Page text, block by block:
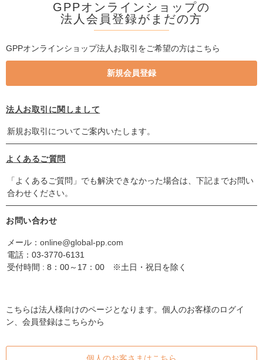
GPPオンラインショップの
法人会員登録がまだの方
GPPオンラインショップ法人お取引をご希望の方はこちら
法人お取引に関しまして
新規お取引についてご案内いたします。
よくあるご質問
「よくあるご質問」でも解決できなかった場合は、下記までお問い
合わせください。
お問い合わせ
メール： online@global-pp.com
電話： 03-3770-6131
受付時間 : 8：00～17：00 ※土日・祝日を除く
こちらは法人様向けのページとなります。個人のお客様のログイ
ン、会員登録はこちらから